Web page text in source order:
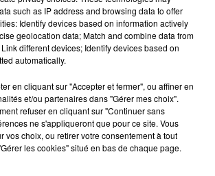
5 août 2026
Après le film, bientôt une docu-série sur
le père de Michael Jackson
4 août 2026
Tiny Desk invite Charlie Puth pour une
live session solaire
such as IP address and browsing data to offer
Identify devices based on information actively
geolocation data; Match and combine data from
different devices; Identify devices based on
automatically.
en cliquant sur "Accepter et fermer", ou affiner en
et/ou partenaires dans "Gérer mes choix".
refuser en cliquant sur "Continuer sans
ne s'appliqueront que pour ce site. Vous
vos choix, ou retirer votre consentement à tout
les cookies" situé en bas de chaque page.